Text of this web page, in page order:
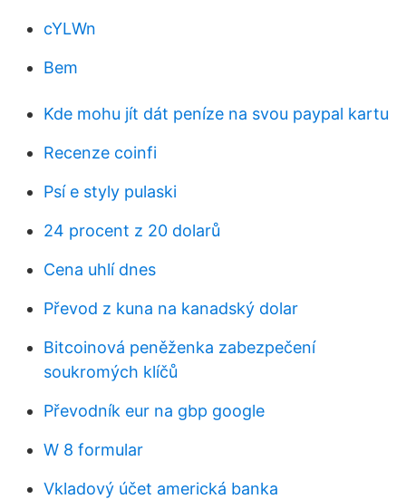
cYLWn
Bem
Kde mohu jít dát peníze na svou paypal kartu
Recenze coinfi
Psí e styly pulaski
24 procent z 20 dolarů
Cena uhlí dnes
Převod z kuna na kanadský dolar
Bitcoinová peněženka zabezpečení
soukromých klíčů
Převodník eur na gbp google
W 8 formular
Vkladový účet americká banka